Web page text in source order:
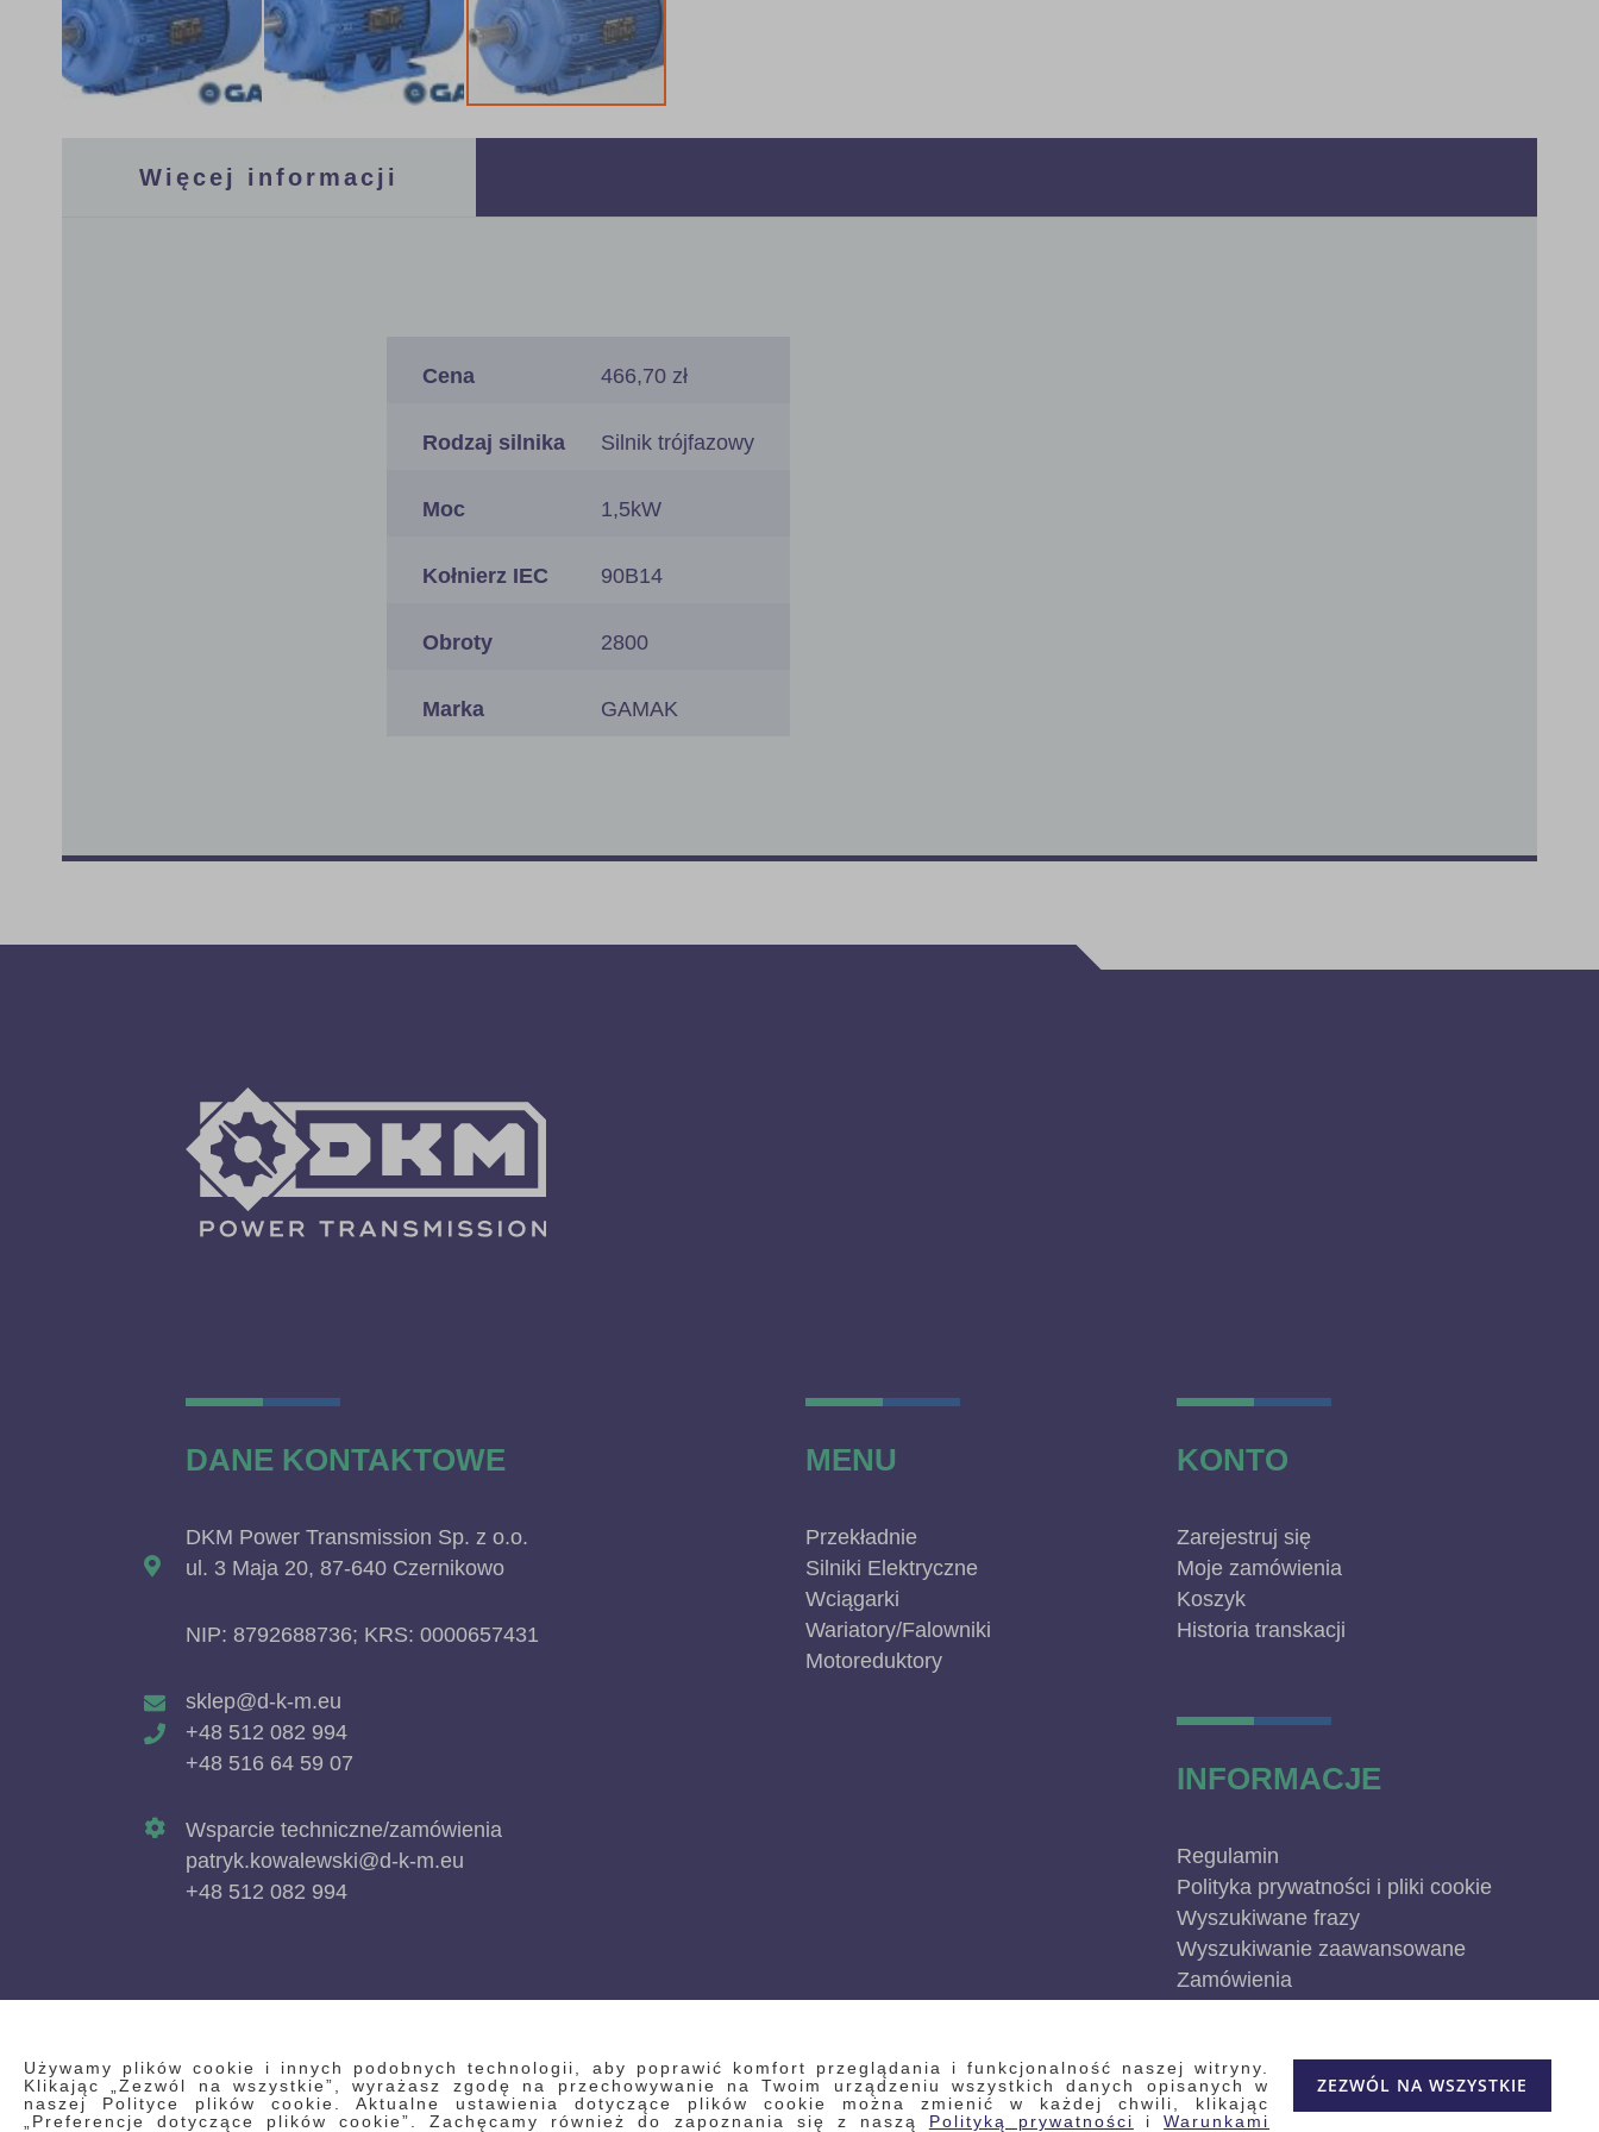
Używamy plików cookie i innych podobnych technologii, aby poprawić komfort przeglądania i funkcjonalność naszej witryny.
Klikając „Zezwól na wszystkie”, wyrażasz zgodę na przechowywanie na Twoim urządzeniu wszystkich danych opisanych w
naszej Polityce plików cookie. Aktualne ustawienia dotyczące plików cookie można zmienić w każdej chwili, klikając
„Preferencje dotyczące plików cookie”. Zachęcamy również do zapoznania się z naszą Polityką prywatności iWarunkami
ZEZWÓL NA WSZYSTKIE
Więcej informacji
informacji
Cena 466,70 zł
Rodzaj silnika Silnik trójfazowy
Moc 1,5kW
Kołnierz IEC 90B14
Obroty 2800
Marka GAMAK
DANE KONTAKTOWE
DKM Power Transmission Sp. z o.o.
ul. 3 Maja 20, 87-640 Czernikowo
NIP: 8792688736; KRS: 0000657431
sklep@d-k-m.eu
+48 512 082 994
+48 516 64 59 07
Wsparcie techniczne/zamówienia
patryk.kowalewski@d-k-m.eu
+48 512 082 994
MENU
Przekładnie
Silniki Elektryczne
Wciągarki
Wariatory/Falowniki
Motoreduktory
KONTO
Zarejestruj się
Moje zamówienia
Koszyk
Historia transkacji
INFORMACJE
Regulamin
Polityka prywatności i pliki cookie
Wyszukiwane frazy
Wyszukiwanie zaawansowane
Zamówienia
Blog
Kontakt